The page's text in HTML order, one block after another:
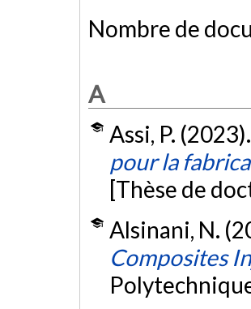
Nombre de
A
Assi, P. (2023).
pour la
[Thèse de
Alsinani, N.
Composites